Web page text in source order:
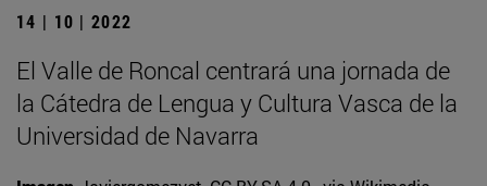
14 | 10 | 2022
El Valle de Roncal centrará una jornada de
la Cátedra de Lengua y Cultura Vasca de la
Universidad de Navarra